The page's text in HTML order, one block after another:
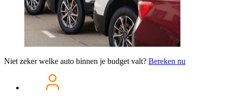
Niet zeker welke auto binnen je budget valt? Bereken nu